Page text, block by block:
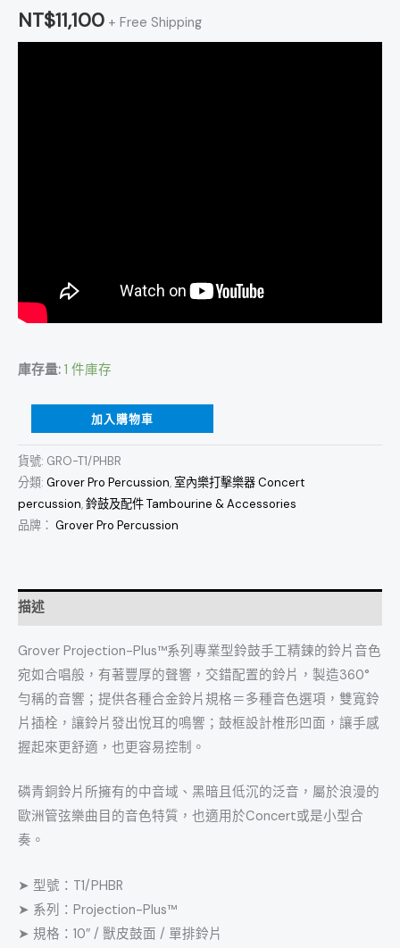
NT$11,100 + Free Shipping
庫存量: 1 件庫存
數
加入購物車
貨號: GRO-T1/PHBR
分類: Grover Pro Percussion,室內樂打擊樂器 Concert
percussion,鈴鼓及配件 Tambourine & Accessories
品牌： Grover Pro Percussion
描述
Grover Projection-Plus™系列專業型鈴鼓手工精鍊的鈴片音色
宛如合唱般，有著豐厚的聲響，交錯配置的鈴片，製造360°
勻稱的音響；提供各種合金鈴片規格＝多種音色選項，雙寬鈴
片插栓，讓鈴片發出悅耳的鳴響；鼓框設計椎形凹面，讓手感
握起來更舒適，也更容易控制。
磷青銅鈴片所擁有的中音域、黑暗且低沉的泛音，屬於浪漫的
歐洲管弦樂曲目的音色特質，也適用於Concert或是小型合
奏。
➤ 型號：T1/PHBR
➤ 系列：Projection-Plus™
➤ 規格：10″ / 獸皮鼓面 / 單排鈴片